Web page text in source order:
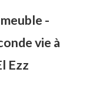
-
vie à
Ezz